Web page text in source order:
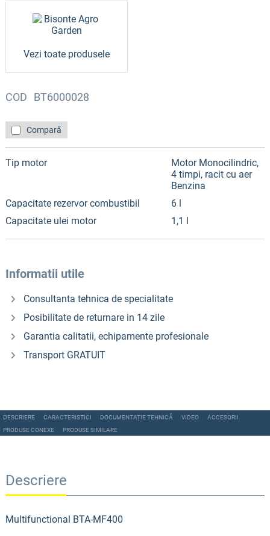
Compară
Tip motor
Motor Monocilindric,
4 timpi, racit cu aer
Benzina
Capacitate rezervor combustibil
6 l
Capacitate ulei motor
1,1 l
Informatii utile
Consultanta tehnica de specialitate
Posibilitate de returnare in 14 zile
Garantia calitatii, echipamente profesionale
Transport GRATUIT
COD BT6000028
Vezi toate produsele
DESCRIERE CARACTERISTICI DOCUMENTAȚIE TEHNICĂ VIDEO
ACCESORII
PRODUSE CONEXE
PRODUSE SIMILARE
Descriere
Multifunctional BTA-MF400